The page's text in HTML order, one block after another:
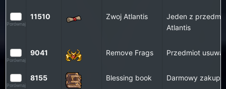
Porównaj
11510 Zwoj Atlantis
Jeden z
Atlantis
Porównaj
9041 Remove Frags Przedmiot
Porównaj
8155 Blessing book Darmowy zakup